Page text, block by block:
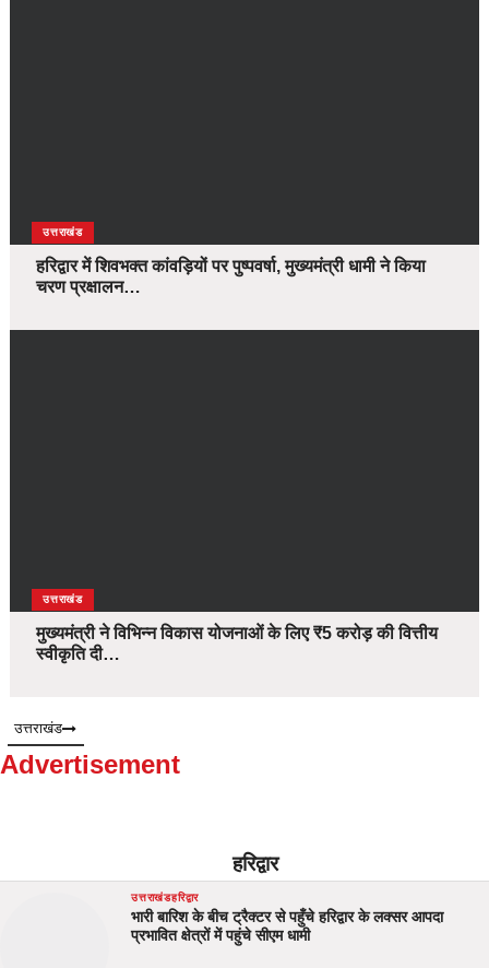
उत्तराखंड
हरिद्वार में शिवभक्त कांवड़ियों पर पुष्पवर्षा, मुख्यमंत्री धामी ने किया
चरण प्रक्षालन…
उत्तराखंड
मुख्यमंत्री ने विभिन्न विकास योजनाओं के लिए ₹5 करोड़ की वित्तीय
स्वीकृति दी…
उत्तराखंड
Advertisement
हरिद्वार
उत्तराखंडहरिद्वार
भारी बारिश के बीच ट्रैक्टर से पहुँचे हरिद्वार के लक्सर आपदा
प्रभावित क्षेत्रों में पहुंचे सीएम धामी